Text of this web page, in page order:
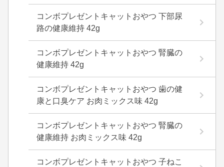
コンボプレゼントキャットおやつ 下部尿
路の健康維持 42g
コンボプレゼントキャットおやつ 腎臓の
健康維持 42g
コンボプレゼントキャットおやつ 歯の健
康と口臭ケア お肉ミックス味 42g
コンボプレゼントキャットおやつ 腎臓の
健康維持 お肉ミックス味 42g
コンボプレゼントキャットおやつ 子ねこ